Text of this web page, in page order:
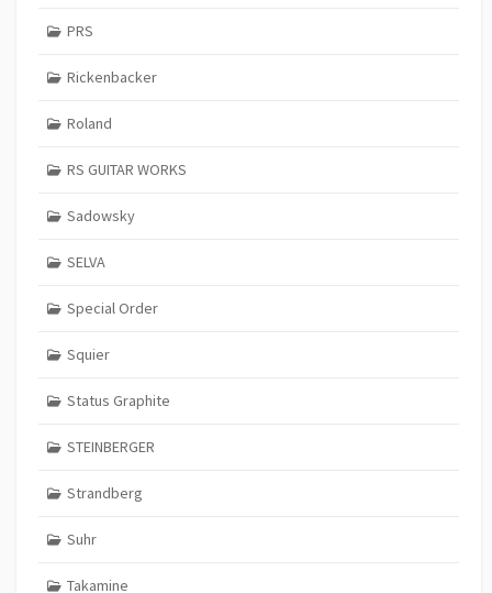
PRS
Rickenbacker
Roland
RS GUITAR WORKS
Sadowsky
SELVA
Special Order
Squier
Status Graphite
STEINBERGER
Strandberg
Suhr
Takamine